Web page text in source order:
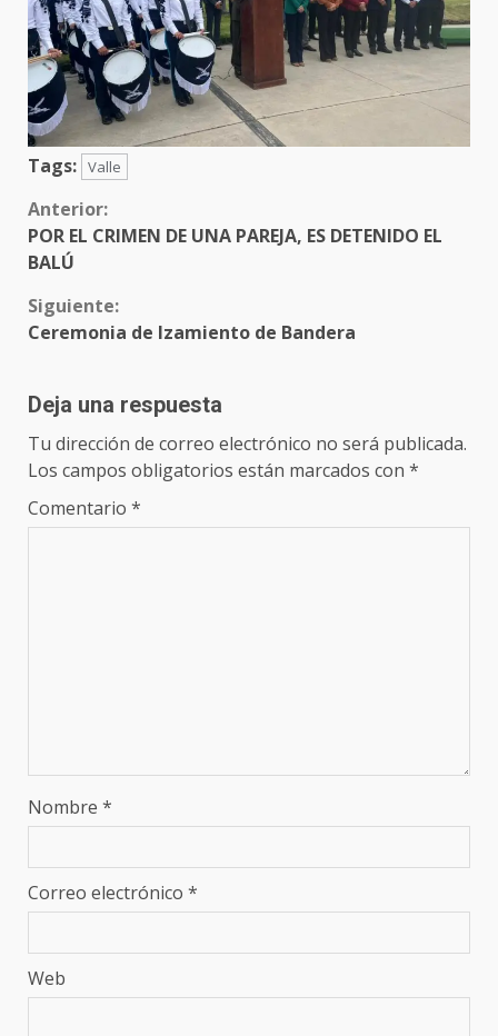
Tags: Valle
Sigue
leyendo
Anterior:
POR EL CRIMEN DE UNA PAREJA, ES DETENIDO EL
BALÚ
Siguiente:
Ceremonia de Izamiento de Bandera
Deja una respuesta
Tu dirección de correo electrónico no será publicada.
Los campos obligatorios están marcados con *
Comentario *
Nombre *
Correo electrónico *
Web